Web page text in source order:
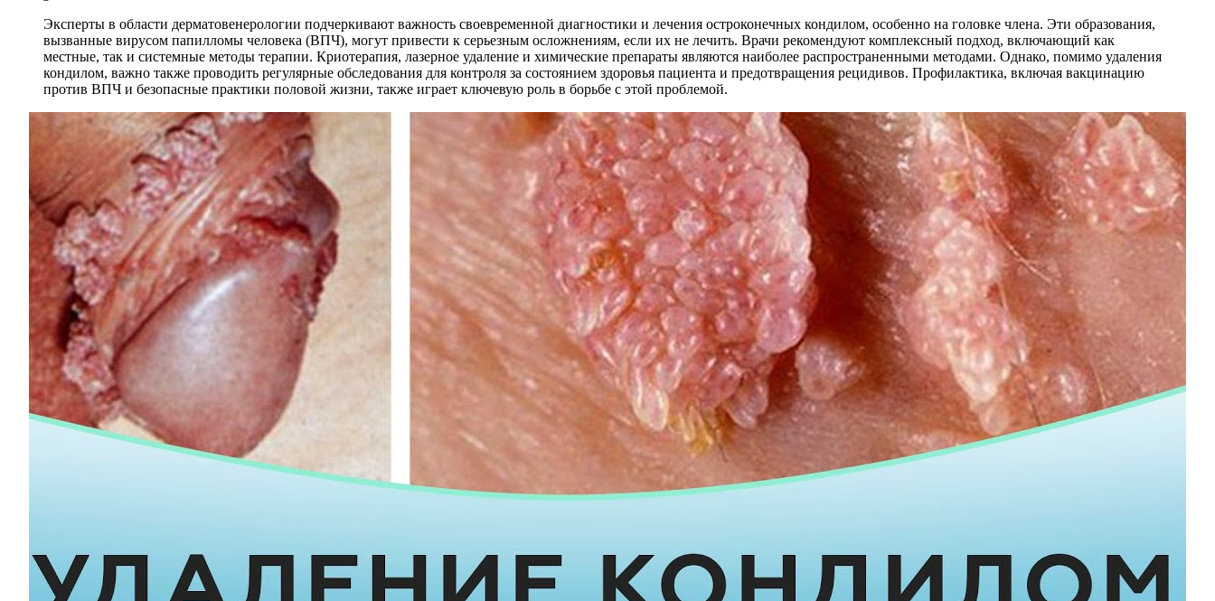
Эксперты в области дерматовенерологии подчеркивают важность своевременной диагностики и лечения остроконечных кондилом, особенно на головке члена. Эти образования,
вызванные вирусом папилломы человека (ВПЧ), могут привести к серьезным осложнениям, если их не лечить. Врачи рекомендуют комплексный подход, включающий как
местные, так и системные методы терапии. Криотерапия, лазерное удаление и химические препараты являются наиболее распространенными методами. Однако, помимо удаления
кондилом, важно также проводить регулярные обследования для контроля за состоянием здоровья пациента и предотвращения рецидивов. Профилактика, включая вакцинацию
против ВПЧ и безопасные практики половой жизни, также играет ключевую роль в борьбе с этой проблемой.